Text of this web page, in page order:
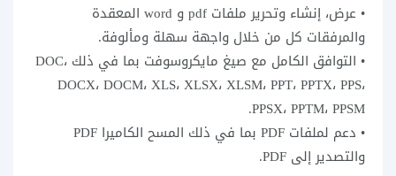
• عرض، إنشاء وتحرير ملفات pdf و word المعقدة
والمرفقات كل من خلال واجهة سهلة ومألوفة.
• التوافق الكامل مع صيغ مايكروسوفت بما في ذلك DOC،
DOCX، DOCM، XLS، XLSX، XLSM، PPT، PPTX، PPS،
PPSX، PPTM، PPSM.
• دعم لملفات PDF بما في ذلك المسح الكاميرا PDF
والتصدير إلى PDF.